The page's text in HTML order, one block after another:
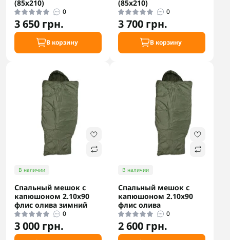
(85x210)
0
3 650 грн.
В корзину
(85x210)
0
3 700 грн.
В корзину
В наличии
Спальный мешок с
капюшоном 2.10х90
флис олива зимний
0
3 000 грн.
В наличии
Спальный мешок с
капюшоном 2.10х90
флис олива
0
2 600 грн.